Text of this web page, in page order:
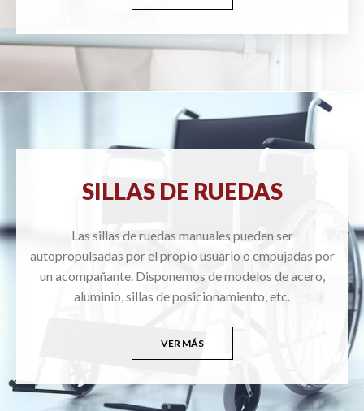
SILLAS DE RUEDAS
Las sillas de ruedas manuales pueden ser
autopropulsadas por el propio usuario o empujadas por
un acompañante. Disponemos de modelos de acero,
aluminio, sillas de posicionamiento, etc.
VER MÁS